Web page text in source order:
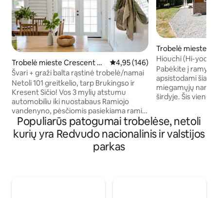
Trobelė mieste Crescent Ci
ty
Vidutinis įvertinimas: 4,95 iš 5,
4,95 (146)
Švari + graži balta rąstinė trobelė/namai
Netoli 101 greitkelio, tarp Brukingso ir
Kresent Sičio! Vos 3 mylių atstumu
automobiliu iki nuostabaus Ramiojo
vandenyno, pėsčiomis pasiekiama rami
Smito upė, o iki gražių maudymosi vietų
automobiliu važiuoti mažiau nei 1 mylią.
Smagiai leiskite laiką su visa šeima
žygiuodami po Raudonmedžių
Trobelė mieste
y
Hiouchi (Hi-yoo
rajone
Pabėkite į
apsistodami
miegamųjų
širdyje. Šis vieno
Crescent City,
erdvę ir gamtos
atviro
lubomis, pilnai
Populiarūs patogumai trobelėse, netoli
kurių yra Redvudo nacionalinis ir valstijos
parkas